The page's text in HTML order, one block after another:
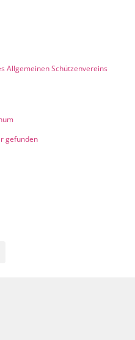
Allgemeinen Schützenvereins
gefunden